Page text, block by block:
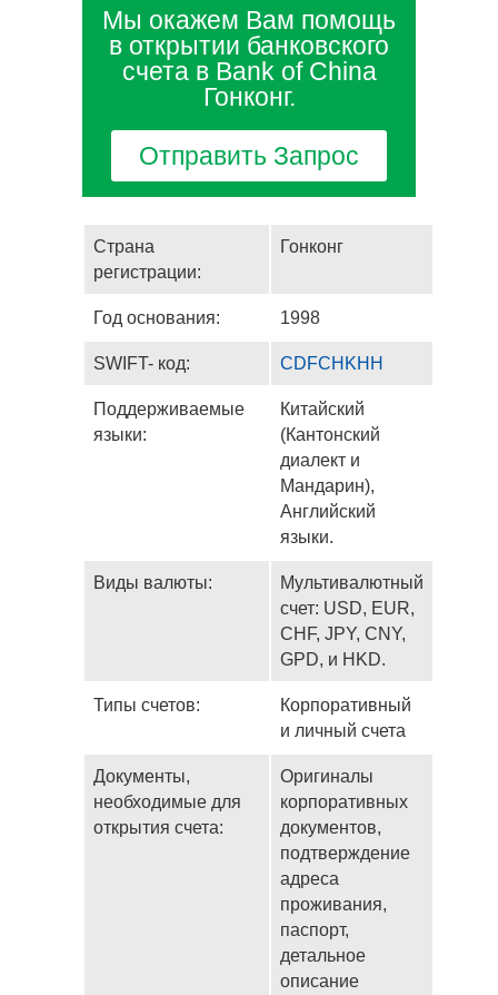
Мы окажем Вам помощь
в открытии банковского
счета в Bank of China
Гонконг.
Отправить Запрос
Страна
регистрации:
Гонконг
Год основания: 1998
SWIFT- код: CDFCHKHH
Поддерживаемые
языки:
Китайский
(Кантонский
диалект и
Мандарин),
Английский
языки.
Виды валюты:
Мультивалютный
счет: USD, EUR,
CHF, JPY, CNY,
GPD, и HKD.
Типы счетов:
Корпоративный
и личный счета
Документы,
необходимые для
открытия счета:
Оригиналы
корпоративных
документов,
подтверждение
адреса
проживания,
паспорт,
детальное
описание